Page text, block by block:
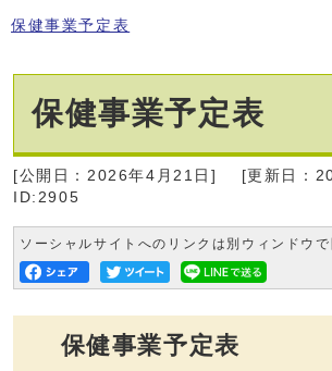
保健事業予定表
保健事業予定表
[公開日：2026年4月21日]
[更新日：
ID:2905
ソーシャルサイトへのリンクは別ウィンドウで
保健事業予定表